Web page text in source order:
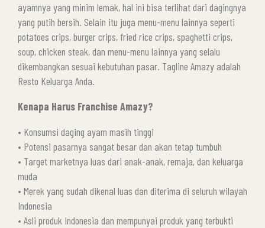
ayamnya yang minim lemak, hal ini bisa terlihat dari dagingnya
yang putih bersih. Selain itu juga menu-menu lainnya seperti
potatoes crips, burger crips, fried rice crips, spaghetti crips,
soup, chicken steak, dan menu-menu lainnya yang selalu
dikembangkan sesuai kebutuhan pasar. Tagline Amazy adalah
Resto Keluarga Anda.
Kenapa Harus Franchise Amazy?
• Konsumsi daging ayam masih tinggi
• Potensi pasarnya sangat besar dan akan tetap tumbuh
• Target marketnya luas dari anak-anak, remaja, dan keluarga
muda
• Merek yang sudah dikenal luas dan diterima di seluruh wilayah
Indonesia
• Asli produk Indonesia dan mempunyai produk yang terbukti